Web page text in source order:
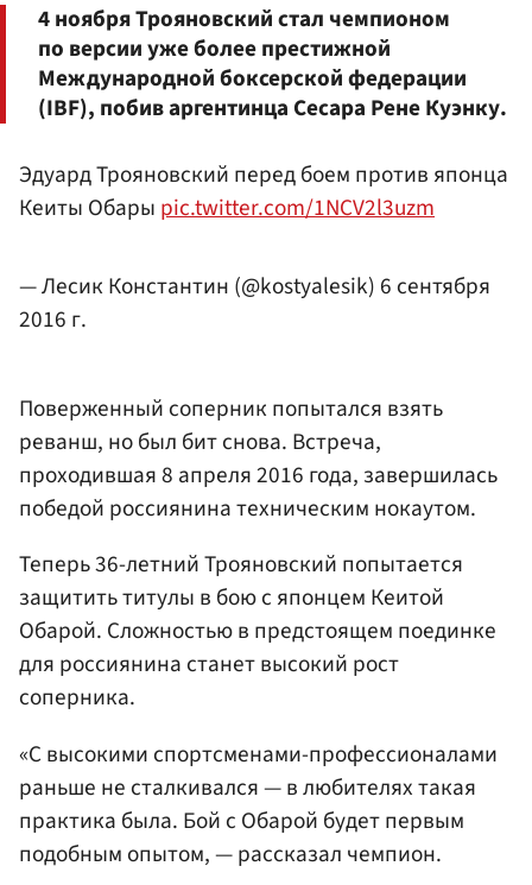
4 ноября Трояновский стал чемпионом
по версии уже более престижной
Международной боксерской федерации
(IBF), побив аргентинца Сесара Рене Куэнку.
Эдуард Трояновский перед боем против японца
Кеиты Обары pic.twitter.com/1NCV2l3uzm
—Лесик Константин (@kostyalesik) 6 сентября
2016 г.
Поверженный соперник попытался взять
реванш, но был бит снова. Встреча,
проходившая 8 апреля 2016 года, завершилась
победой россиянина техническим нокаутом.
Теперь 36-летний Трояновский попытается
защитить титулы в бою с японцем Кеитой
Обарой. Сложностью в предстоящем поединке
для россиянина станет высокий рост
соперника.
«С высокими спортсменами-профессионалами
раньше не сталкивался — в любителях такая
практика была. Бой с Обарой будет первым
подобным опытом, — рассказал чемпион.